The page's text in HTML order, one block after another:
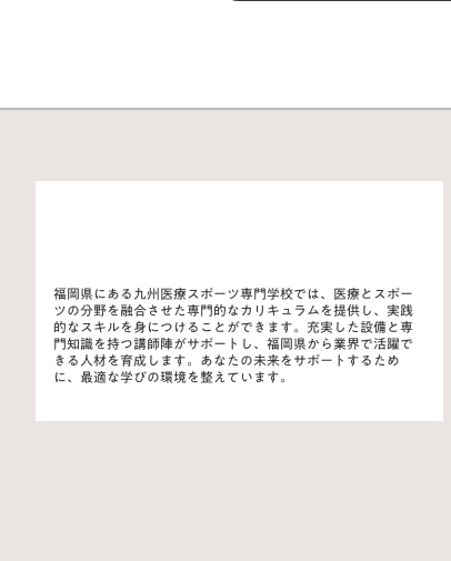
福岡県にある九州医療スポーツ専門学校では、医療とスポー
ツの分野を融合させた専門的なカリキュラムを提供し、実践
的なスキルを身につけることができます。充実した設備と専
門知識を持つ講師陣がサポートし、福岡県から業界で活躍で
きる人材を育成します。あなたの未来をサポートするため
に、最適な学びの環境を整えています。